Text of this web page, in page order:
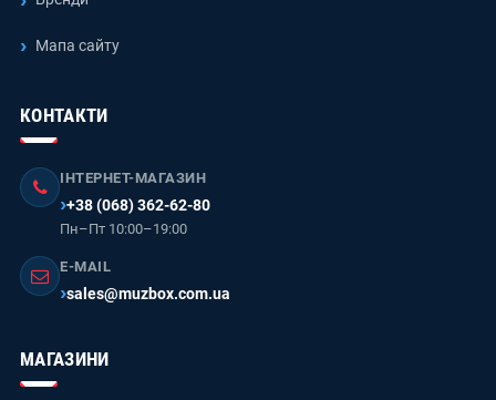
Мапа сайту
КОНТАКТИ
ІНТЕРНЕТ-МАГАЗИН
+38 (068) 362-62-80
Пн–Пт 10:00–19:00
E-MAIL
sales@muzbox.com.ua
МАГАЗИНИ